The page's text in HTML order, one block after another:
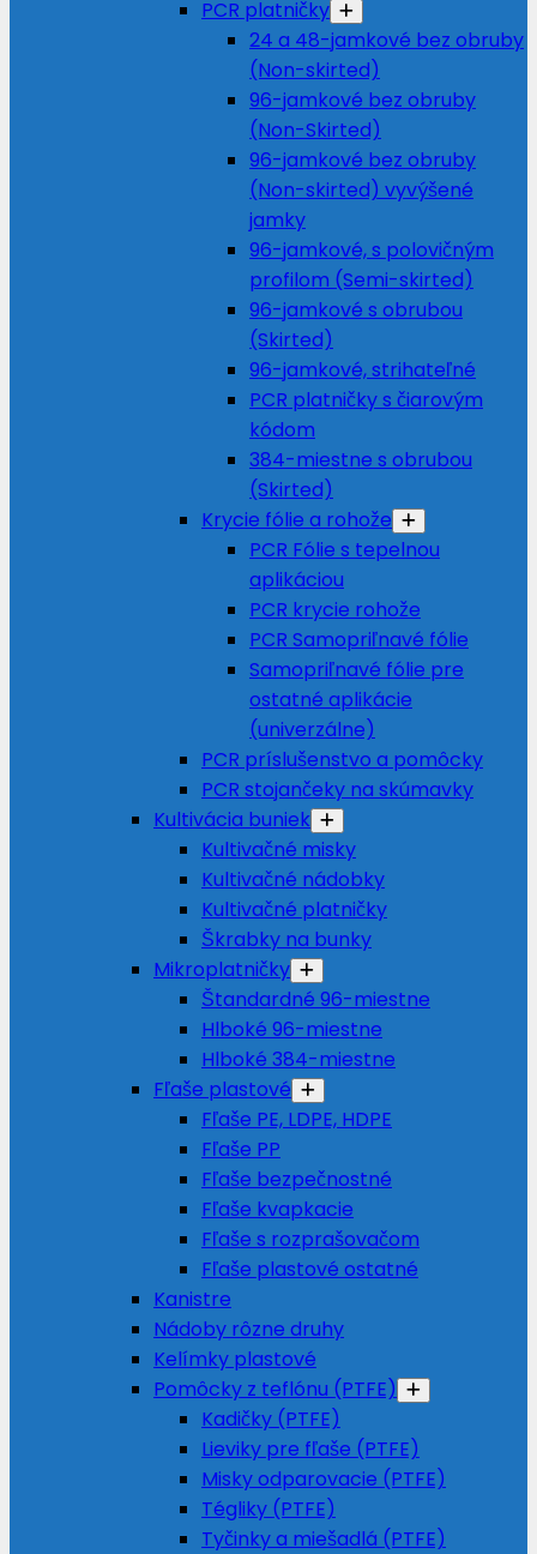
PCR platničky
24 a 48-jamkové bez obruby
(Non-skirted)
96-jamkové bez obruby
(Non-Skirted)
96-jamkové bez obruby
(Non-skirted) vyvýšené
jamky
96-jamkové, s polovičným
profilom (Semi-skirted)
96-jamkové s obrubou
(Skirted)
96-jamkové, strihateľné
PCR platničky s čiarovým
kódom
384-miestne s obrubou
(Skirted)
Krycie fólie a rohože
PCR Fólie s tepelnou
aplikáciou
PCR krycie rohože
PCR Samopriľnavé fólie
Samopriľnavé fólie pre
ostatné aplikácie
(univerzálne)
PCR príslušenstvo a pomôcky
PCR stojančeky na skúmavky
Kultivácia buniek
Kultivačné misky
Kultivačné nádobky
Kultivačné platničky
Škrabky na bunky
Mikroplatničky
Štandardné 96-miestne
Hlboké 96-miestne
Hlboké 384-miestne
Fľaše plastové
Fľaše PE, LDPE, HDPE
Fľaše PP
Fľaše bezpečnostné
Fľaše kvapkacie
Fľaše s rozprašovačom
Fľaše plastové ostatné
Kanistre
Nádoby rôzne druhy
Kelímky plastové
Pomôcky z teflónu (PTFE)
Kadičky (PTFE)
Lieviky pre fľaše (PTFE)
Misky odparovacie (PTFE)
Tégliky (PTFE)
Tyčinky a miešadlá (PTFE)